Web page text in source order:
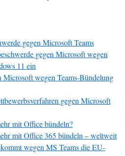
gegen Microsoft Teams
gegen Microsoft wegen
11 ein
wegen Teams-Bündelung
gegen Microsoft
mit Office bündeln?
mit Office 365 bündeln – weltweit
wegen MS Teams die EU-